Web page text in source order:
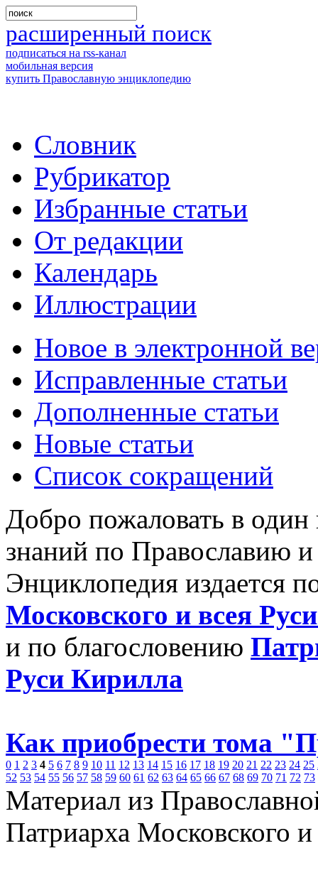
расширенный поиск
подписаться на rss-канал
мобильная версия
купить Православную энциклопедию
Словник
Рубрикатор
Избранные статьи
От редакции
Календарь
Иллюстрации
Новое в электронной
Исправленные статьи
Дополненные статьи
Новые статьи
Список сокращений
Добро пожаловать в
знаний по Православию
Энциклопедия издается
Московского и всея
и по благословению
Руси Кирилла
Как приобрести тома
0 1 2 3 4 5 6 7 8 9 10 11 12 13 14 15 16 17 18 19 20 21 22 23 24 25
52 53 54 55 56 57 58 59 60 61 62 63 64 65 66 67 68 69 70 71 72 73
Материал из
Патриарха Московского